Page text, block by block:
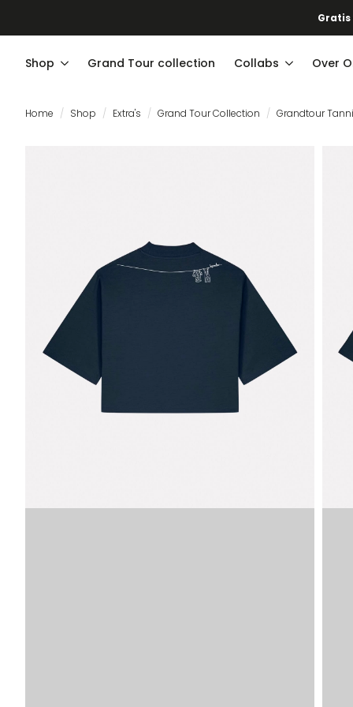
Gratis
Shop Grand Tour collection Collabs Over
Home Shop Extra's Grand Tour Collection Grandtour